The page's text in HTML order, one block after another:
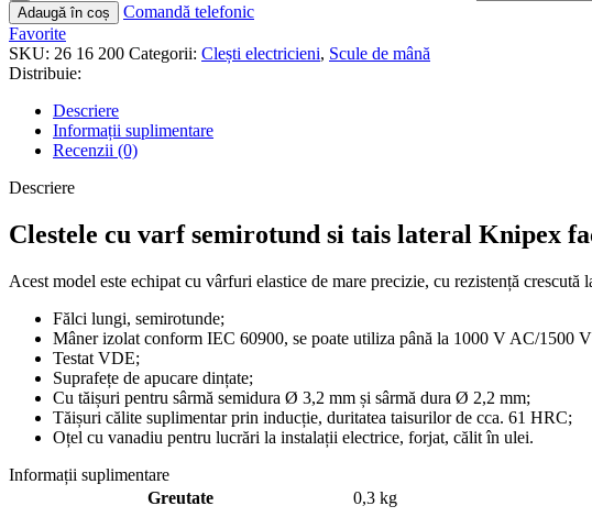
Adaugă în coș
Comandă telefonic
Favorite
SKU: 26 16 200 Categorii: Clești electricieni, Scule de mână
Distribuie:
Descriere
Informații suplimentare
Recenzii (0)
Descriere
Clestele cu varfsemirotund si tais lateral Knipex
Acest model este echipat cu vârfuri elastice de mare precizie, cu rezistență crescută
Fălci lungi, semirotunde;
Mânerizolat conform IEC 60900, se poate utiliza până la 1000 V AC/1500
Testat VDE;
Suprafețe de apucare dințate;
Cu tăișuri pentru sârmă semidura Ø 3,2 mm și sârmă dura Ø 2,2 mm;
Tăișuri călite suplimentarprin inducție, duritatea taisurilor de cca. 61 HRC;
Oțel cu vanadiu pentru lucrări la instalații electrice, forjat, călit în ulei.
Informații suplimentare
Greutate
0,3 kg